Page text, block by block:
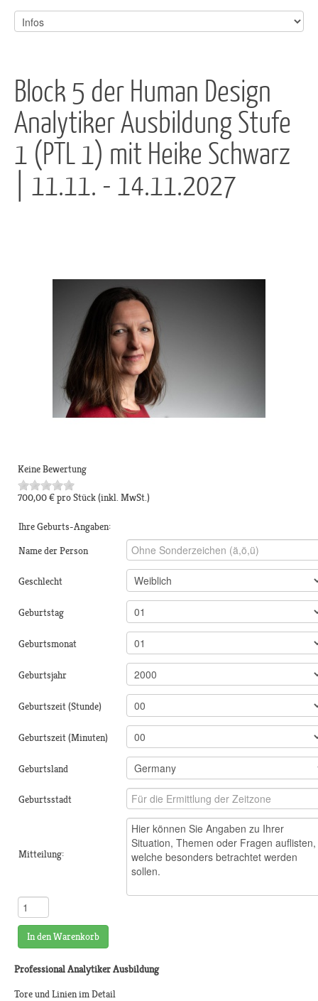
Block 5 der Human Design
Analytiker Ausbildung Stufe
1 (PTL 1) mit Heike Schwarz
| 11.11. - 14.11.2027
Keine Bewertung
700,00 €pro Stück(inkl. MwSt.)
Ihre Geburts-Angaben:
Name der Person
Geschlecht
Geburtstag
Geburtsmonat
Geburtsjahr
Geburtszeit (Stunde)
Geburtszeit (Minuten)
Geburtsland
Geburtsstadt
Mitteilung:
In den Warenkorb
Professional Analytiker Ausbildung
Tore und Linien im Detail